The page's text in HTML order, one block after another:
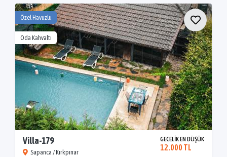
Özel Havuzlu
Oda Kahvaltı
Villa-179
Sapanca / Kırkpınar
GECELİK EN DÜŞÜK
12.000 TL